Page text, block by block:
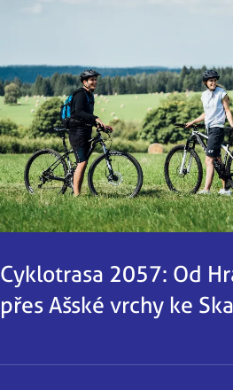
Cyklotrasa 2057: Od
přes Ašské vrchy ke